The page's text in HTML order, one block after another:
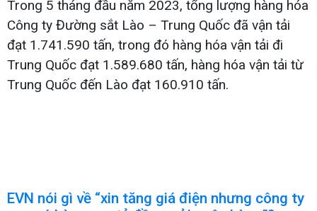
Trong 5 tháng đầu năm 2023, tổng lượng hàng hóa
Công ty Đường sắt Lào – Trung Quốc đã vận tải
đạt 1.741.590 tấn, trong đó hàng hóa vận tải đi
Trung Quốc đạt 1.589.680 tấn, hàng hóa vận tải từ
Trung Quốc đến Lào đạt 160.910 tấn.
EVN nói gì về “xin tăng giá điện nhưng công ty